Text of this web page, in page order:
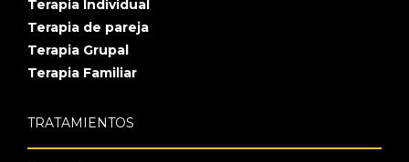
Terapia Individual
Terapia de pareja
Terapia Grupal
Terapia Familiar
TRATAMIENTOS